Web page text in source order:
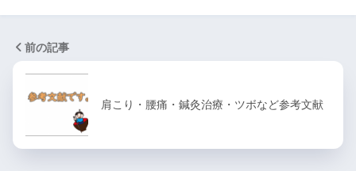
前の記事
肩こり・腰痛・鍼灸治療・ツボなど参考文献